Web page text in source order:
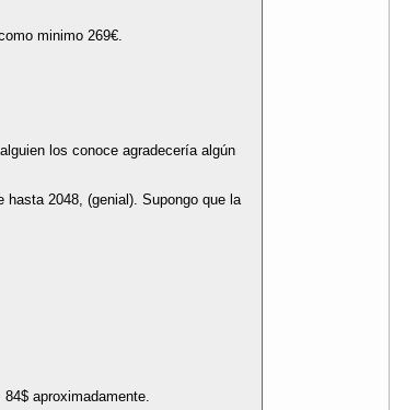
minimo 269€.
los conoce agradecería algún
2048, (genial). Supongo que la
aproximadamente.